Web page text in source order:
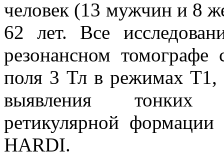
человек (13 мужчин и 8
62 лет. Все
резонансном томографе
поля 3 Тл в режимах
выявления тонких
ретикулярной формации
HARDI.